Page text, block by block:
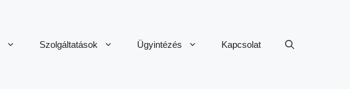
Szolgáltatások Ügyintézés Kapcsolat